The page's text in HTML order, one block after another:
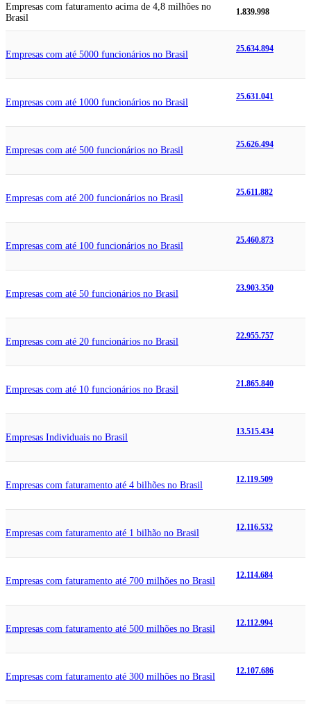
Empresas com faturamento acima de 4,8 milhões no
Brasil
1.839.998
Empresas com até 5000 funcionários no Brasil
25.634.894
Empresas com até 1000 funcionários no Brasil
25.631.041
Empresas com até 500 funcionários no Brasil
25.626.494
Empresas com até 200 funcionários no Brasil
25.611.882
Empresas com até 100 funcionários no Brasil
25.460.873
Empresas com até 50 funcionários no Brasil
23.903.350
Empresas com até 20 funcionários no Brasil
22.955.757
Empresas com até 10 funcionários no Brasil
21.865.840
Empresas Individuais no Brasil
13.515.434
Empresas com faturamento até 4 bilhões no Brasil
12.119.509
Empresas com faturamento até 1 bilhão no Brasil
12.116.532
Empresas com faturamento até 700 milhões no Brasil
12.114.684
Empresas com faturamento até 500 milhões no Brasil
12.112.994
Empresas com faturamento até 300 milhões no Brasil
12.107.686